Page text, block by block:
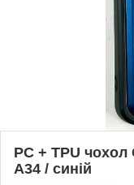
PC + TPU
A34 / синій